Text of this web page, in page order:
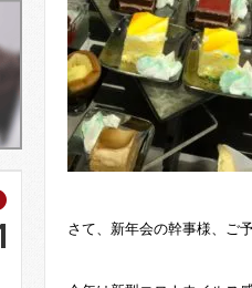
さて、新年会の幹事様、ご